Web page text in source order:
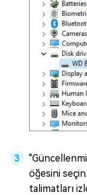
öğesini
talimatları